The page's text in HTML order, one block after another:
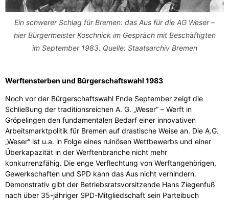
Ein schwerer Schlag für Bremen: das Aus für die AG Weser –
hier Bürgermeister Koschnick im Gespräch mit Beschäftigten
im September 1983. Quelle: Staatsarchiv Bremen
Werftensterben und Bürgerschaftswahl 1983
Noch vor der Bürgerschaftswahl Ende September zeigt die
Schließung der traditionsreichen A. G. „Weser“ – Werft in
Gröpelingen den fundamentalen Bedarf einer innovativen
Arbeitsmarktpolitik für Bremen auf drastische Weise an. Die A.G.
„Weser“ ist u.a. in Folge eines ruinösen Wettbewerbs und einer
Überkapazität in der Werftenbranche nicht mehr
konkurrenzfähig. Die enge Verflechtung von Werftangehörigen,
Gewerkschaften und SPD kann das Aus nicht verhindern.
Demonstrativ gibt der Betriebsratsvorsitzende Hans Ziegenfuß
nach über 35-jähriger SPD-Mitgliedschaft sein Parteibuch